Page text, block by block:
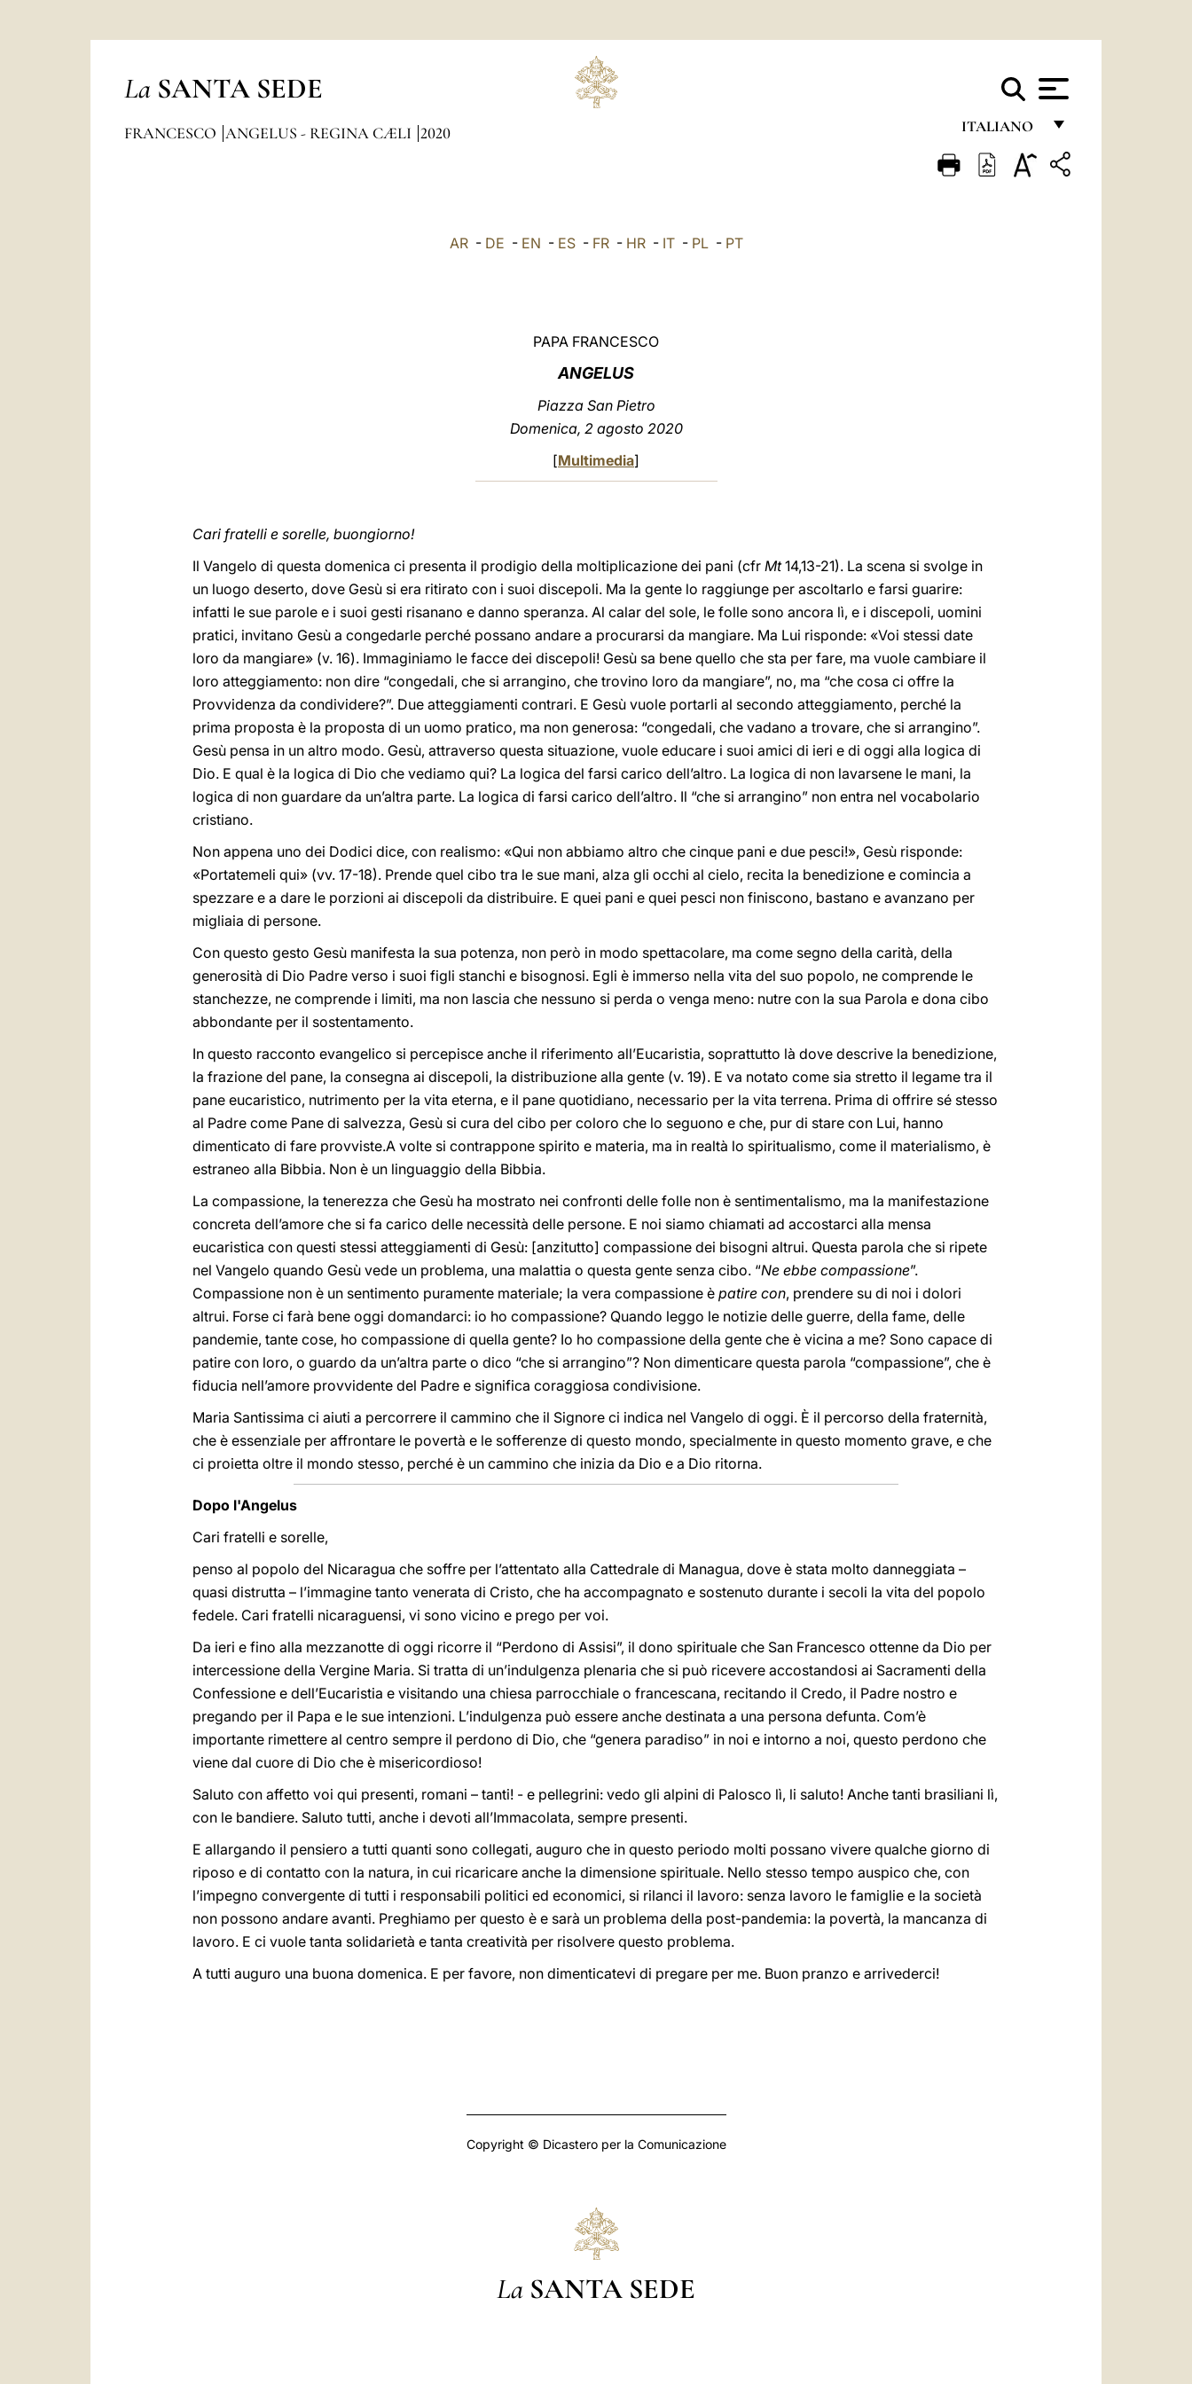
La SANTA SEDE
ITALIANO
FRANÇAIS
FRANCESCO ANGELUS - REGINA CÆLI 2020
AR- DE - EN - ES- FR- HR- IT- PL- PT
PAPA FRANCESCO
ANGELUS
Piazza San Pietro
Domenica, 2 agosto 2020
[Multimedia]
Cari fratelli e sorelle, buongiorno!
Il Vangelo di questa domenica ci presenta il prodigio della moltiplicazione dei pani (cfr Mt14,13-21). La scena si svolge in
un luogo deserto, dove Gesù si era ritirato con i suoi discepoli. Ma la gente lo raggiunge per ascoltarlo e farsi guarire:
infatti le sue parole e i suoi gesti risanano e danno speranza. Al calar del sole, le folle sono ancora lì, e i discepoli, uomini
pratici, invitano Gesù a congedarle perché possano andare a procurarsi da mangiare. Ma Lui risponde: «Voi stessi date
loro da mangiare» (v. 16). Immaginiamo le facce dei discepoli! Gesù sa bene quello che sta per fare, ma vuole cambiare il
loro atteggiamento: non dire “congedali, che si arrangino, che trovino loro da mangiare”, no, ma “che cosa ci offre la
Provvidenza da condividere?”. Due atteggiamenti contrari. E Gesù vuole portarli al secondo atteggiamento, perché la
prima proposta è la proposta di un uomo pratico, ma non generosa: “congedali, che vadano a trovare, che si arrangino”.
Gesù pensa in un altro modo. Gesù, attraverso questa situazione, vuole educare i suoi amici di ieri e di oggi alla logica di
Dio. E qual è la logica di Dio che vediamo qui? La logica del farsi carico dell’altro. La logica di non lavarsene le mani, la
logica di non guardare da un’altra parte. La logica di farsi carico dell’altro. Il “che si arrangino” non entra nel vocabolario
cristiano.
Non appena uno dei Dodici dice, con realismo: «Qui non abbiamo altro che cinque pani e due pesci!», Gesù risponde:
«Portatemeli qui» (vv. 17-18). Prende quel cibo tra le sue mani, alza gli occhi al cielo, recita la benedizione e comincia a
spezzare e a dare le porzioni ai discepoli da distribuire. E quei pani e quei pesci non finiscono, bastano e avanzano per
migliaia di persone.
Con questo gesto Gesù manifesta la sua potenza, non però in modo spettacolare, ma come segno della carità, della
generosità di Dio Padre verso i suoi figli stanchi e bisognosi. Egli è immerso nella vita del suo popolo, ne comprende le
stanchezze, ne comprende i limiti, ma non lascia che nessuno si perda o venga meno: nutre con la sua Parola e dona cibo
abbondante per il sostentamento.
In questo racconto evangelico si percepisce anche il riferimento all’Eucaristia, soprattutto là dove descrive la benedizione,
la frazione del pane, la consegna ai discepoli, la distribuzione alla gente (v. 19). E va notato come sia stretto il legame tra il
pane eucaristico, nutrimento per la vita eterna, e il pane quotidiano, necessario per la vita terrena. Prima di offrire sé stesso
al Padre come Pane di salvezza, Gesù si cura del cibo per coloro che lo seguono e che, pur di stare con Lui, hanno
dimenticato di fare provviste.A volte si contrappone spirito e materia, ma in realtà lo spiritualismo, come il materialismo, è
estraneo alla Bibbia. Non è un linguaggio della Bibbia.
La compassione, la tenerezza che Gesù ha mostrato nei confronti delle folle non è sentimentalismo, ma la manifestazione
concreta dell’amore che si fa carico delle necessità delle persone. E noi siamo chiamati ad accostarci alla mensa
eucaristica con questi stessi atteggiamenti di Gesù: [anzitutto] compassione dei bisogni altrui. Questa parola che si ripete
nel Vangelo quando Gesù vede un problema, una malattia o questa gente senza cibo. “Ne ebbe compassione”.
Compassione non è un sentimento puramente materiale; la vera compassione è patire con, prendere su di noi i dolori
altrui. Forse ci farà bene oggi domandarci: io ho compassione? Quando leggo le notizie delle guerre, della fame, delle
pandemie, tante cose, ho compassione di quella gente? Io ho compassione della gente che è vicina a me? Sono capace di
patire con loro, o guardo da un’altra parte o dico “che si arrangino”? Non dimenticare questa parola “compassione”, che è
fiducia nell’amore provvidente del Padre e significa coraggiosa condivisione.
Maria Santissima ci aiuti a percorrere il cammino che il Signore ci indica nel Vangelo di oggi. È il percorso della fraternità,
che è essenziale per affrontare le povertà e le sofferenze di questo mondo, specialmente in questo momento grave, e che
ci proietta oltre il mondo stesso, perché è un cammino che inizia da Dio e a Dio ritorna.
Dopo l'Angelus
Cari fratelli e sorelle,
penso al popolo del Nicaragua che soffre per l’attentato alla Cattedrale di Managua, dove è stata molto danneggiata –
quasi distrutta – l’immagine tanto venerata di Cristo, che ha accompagnato e sostenuto durante i secoli la vita del popolo
fedele. Cari fratelli nicaraguensi, vi sono vicino e prego per voi.
Da ieri e fino alla mezzanotte di oggi ricorre il “Perdono di Assisi”, il dono spirituale che San Francesco ottenne da Dio per
intercessione della Vergine Maria. Si tratta di un’indulgenza plenaria che si può ricevere accostandosi ai Sacramenti della
Confessione e dell’Eucaristia e visitando una chiesa parrocchiale o francescana, recitando il Credo, il Padre nostro e
pregando per il Papa e le sue intenzioni. L’indulgenza può essere anche destinata a una persona defunta. Com’è
importante rimettere al centro sempre il perdono di Dio, che “genera paradiso” in noi e intorno a noi, questo perdono che
viene dal cuore di Dio che è misericordioso!
Saluto con affetto voi qui presenti, romani – tanti! - e pellegrini: vedo gli alpini di Palosco lì, li saluto! Anche tanti brasiliani lì,
con le bandiere. Saluto tutti, anche i devoti all’Immacolata, sempre presenti.
E allargando il pensiero a tutti quanti sono collegati, auguro che in questo periodo molti possano vivere qualche giorno di
riposo e di contatto con la natura, in cui ricaricare anche la dimensione spirituale. Nello stesso tempo auspico che, con
l’impegno convergente di tutti i responsabili politici ed economici, si rilanci il lavoro: senza lavoro le famiglie e la società
non possono andare avanti. Preghiamo per questo è e sarà un problema della post-pandemia: la povertà, la mancanza di
lavoro. E ci vuole tanta solidarietà e tanta creatività per risolvere questo problema.
A tutti auguro una buona domenica. E per favore, non dimenticatevi di pregare per me. Buon pranzo e arrivederci!
Copyright © Dicastero per la Comunicazione
La SANTA SEDE